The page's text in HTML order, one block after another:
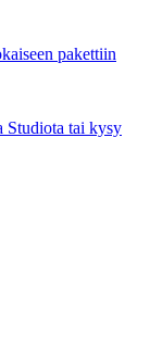
pakettiin
Studiota tai kysy